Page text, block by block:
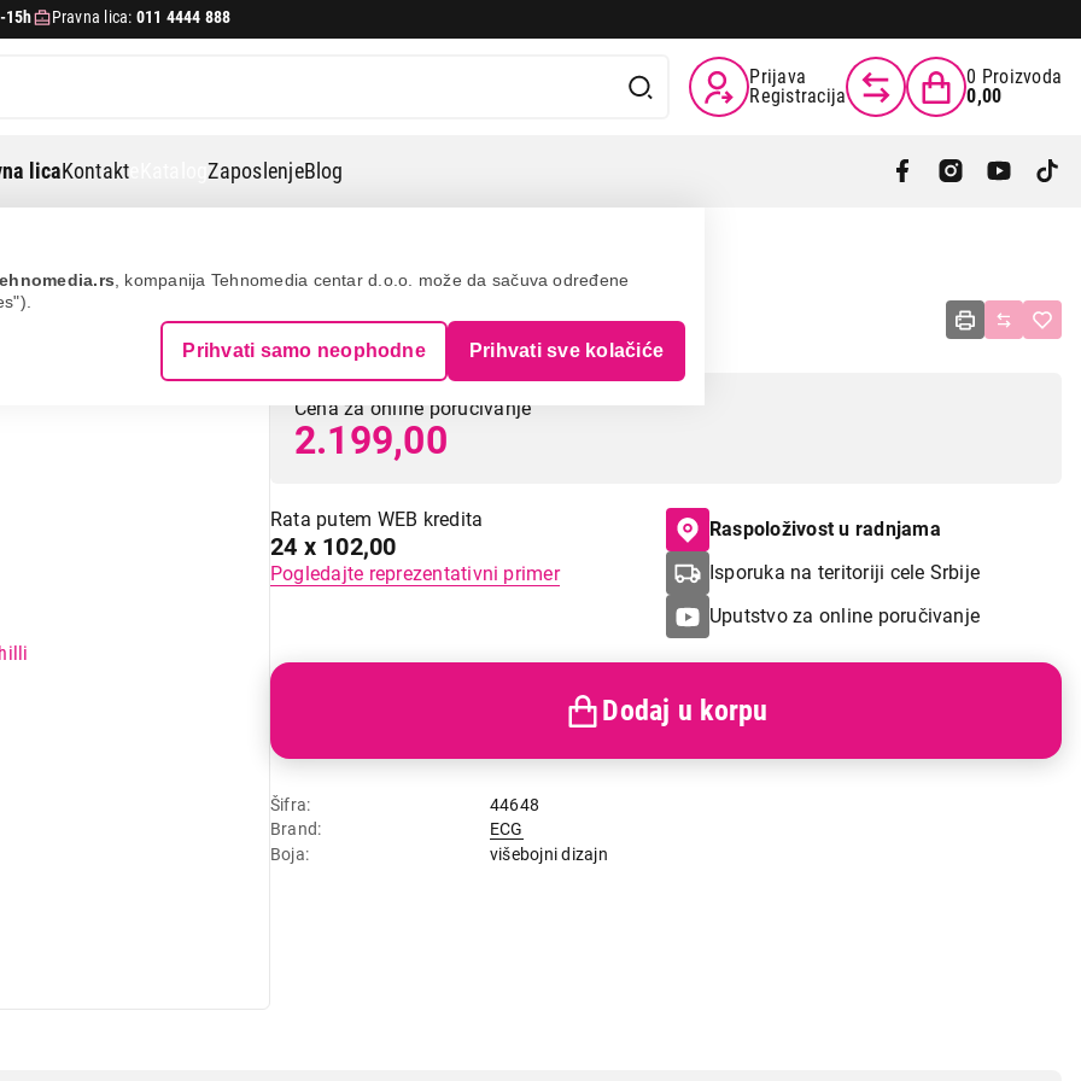
, kompanija Tehnomedia centar d.o.o. može da sačuva određene
Prihvati samo neophodne Prihvati sve kolačiće
15h Pravna lica: 011 4444 888
Prijava
Registracija
0 Proizvoda
0,00
licaKontakt eKatalogZaposlenjeBlog
ECG KV 117 Chilli
Cena za online poručivanje
2.199,00
Rata putem WEB kredita
24 x 102,00
Pogledajte reprezentativni primer
Raspoloživost u radnjama
Isporuka na teritoriji cele Srbije
Uputstvo za online poručivanje
Šifra
44648
Brand
ECG
Boja
višebojni dizajn
Dodaj u korpu